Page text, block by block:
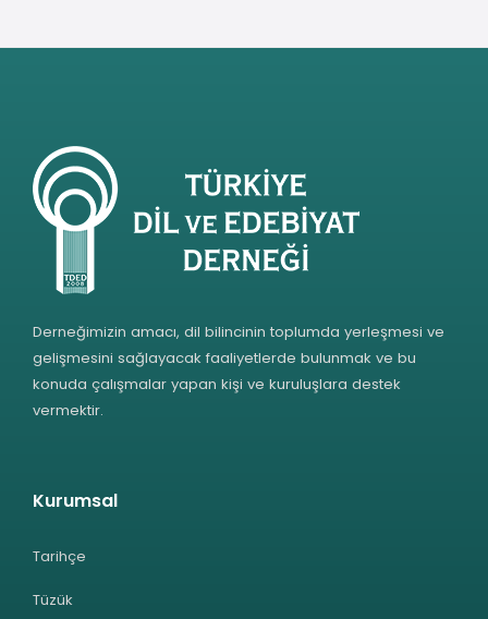
Derneğimizin amacı, dil bilincinin toplumda yerleşmesi ve
gelişmesini sağlayacak faaliyetlerde bulunmak ve bu
konuda çalışmalar yapan kişi ve kuruluşlara destek
vermektir.
Kurumsal
Tarihçe
Tüzük